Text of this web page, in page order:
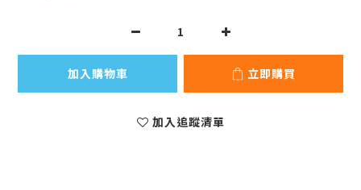
加入購物車 立即購買
加入追蹤清單